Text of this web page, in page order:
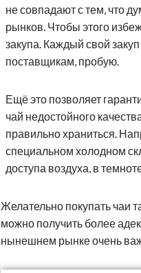
не совпадают с тем, что
рынков. Чтобы этого
закупа. Каждый свой
поставщикам, пробую.
Ещё это позволяет
чай недостойного
правильно храниться.
специальном холодном
доступа воздуха, в
Желательно покупать чаи
можно получить более
нынешнем рынке очень